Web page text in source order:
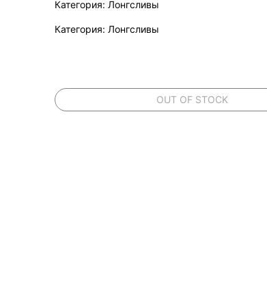
OUT OF STOCK
Категория: Лонгсливы
Категория: Лонгсливы